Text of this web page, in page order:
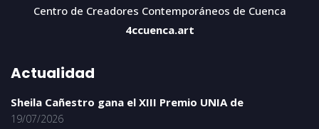
Centro de Creadores Contemporáneos de Cuenca
4ccuenca.art
Actualidad
Sheila Cañestro gana el XIII Premio UNIA de
19/07/2026